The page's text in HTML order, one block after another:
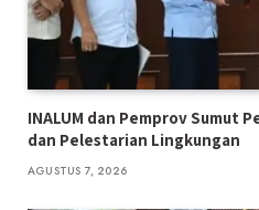
INALUM dan Pemprov Sumut
dan Pelestarian Lingkungan
AGUSTUS 7, 2026